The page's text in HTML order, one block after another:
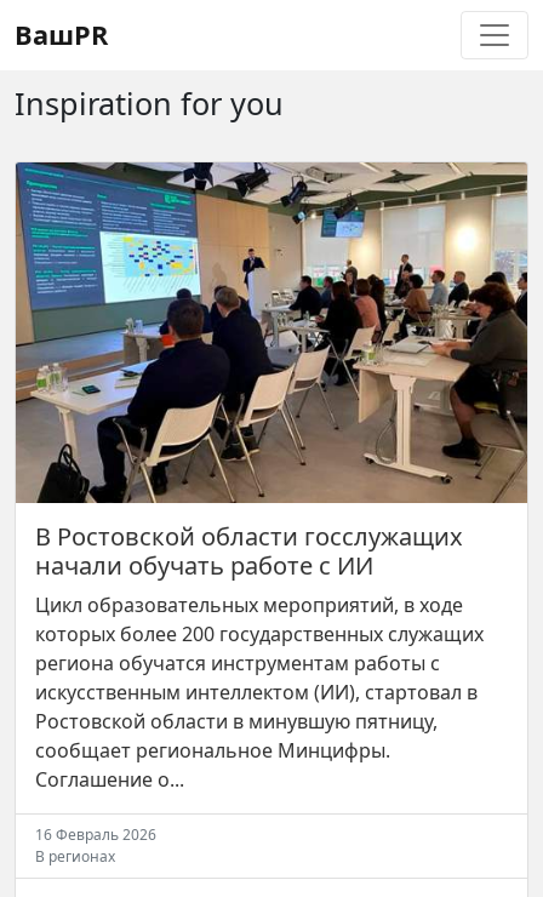
Регистрация
ВашPR
Inspiration for you
В Ростовской области госслужащих
начали обучать работе с ИИ
Цикл образовательных мероприятий, в ходе
которых более 200 государственных служащих
региона обучатся инструментам работы с
искусственным интеллектом (ИИ), стартовал в
Ростовской области в минувшую пятницу,
сообщает региональное Минцифры.
Соглашение о...
16 Февраль 2026
В регионах